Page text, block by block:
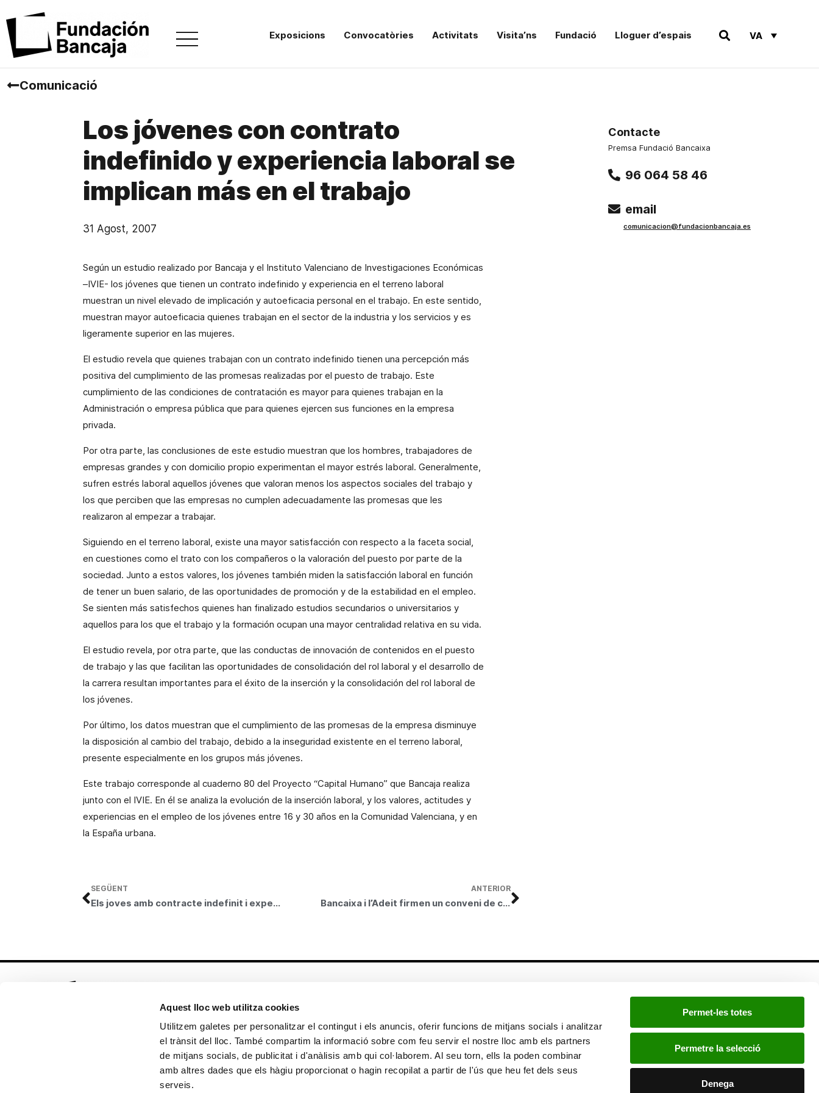
Aquest lloc web utilitza cookies
Utilitzem galetes per personalitzar el contingut i els anuncis, oferir funcions de mitjans socials i analitzar
el trànsit del lloc. També compartim la informació sobre com feu servir el nostre lloc amb els partners
de mitjans socials, de publicitat i d'anàlisis amb qui col·laborem. Al seu torn, ells la poden combinar
amb altres dades que els hàgiu proporcionat o hagin recopilat a partir de l'ús que heu fet dels seus
serveis.
Permet-les totes
Permetre la selecció
Denega
Exposicions Convocatòries Activitats Visita’ns Fundació Lloguer d’espais VA
Comunicació
Los jóvenes con contrato
indefinido y experiencia laboral se
implican más en el trabajo
31 Agost, 2007
Según un estudio realizado por Bancaja y el Instituto Valenciano de Investigaciones Económicas
–IVIE- los jóvenes que tienen un contrato indefinido y experiencia en el terreno laboral
muestran un nivel elevado de implicación y autoeficacia personal en el trabajo. En este sentido,
muestran mayor autoeficacia quienes trabajan en el sector de la industria y los servicios y es
ligeramente superior en las mujeres.
El estudio revela que quienes trabajan con un contrato indefinido tienen una percepción más
positiva del cumplimiento de las promesas realizadas por el puesto de trabajo. Este
cumplimiento de las condiciones de contratación es mayor para quienes trabajan en la
Administración o empresa pública que para quienes ejercen sus funciones en la empresa
privada.
Por otra parte, las conclusiones de este estudio muestran que los hombres, trabajadores de
empresas grandes y con domicilio propio experimentan el mayor estrés laboral. Generalmente,
sufren estrés laboral aquellos jóvenes que valoran menos los aspectos sociales del trabajo y
los que perciben que las empresas no cumplen adecuadamente las promesas que les
realizaron al empezar a trabajar.
Siguiendo en el terreno laboral, existe una mayor satisfacción con respecto a la faceta social,
en cuestiones como el trato con los compañeros o la valoración del puesto por parte de la
sociedad. Junto a estos valores, los jóvenes también miden la satisfacción laboral en función
de tener un buen salario, de las oportunidades de promoción y de la estabilidad en el empleo.
Se sienten más satisfechos quienes han finalizado estudios secundarios o universitarios y
aquellos para los que el trabajo y la formación ocupan una mayor centralidad relativa en su vida.
El estudio revela, por otra parte, que las conductas de innovación de contenidos en el puesto
de trabajo y las que facilitan las oportunidades de consolidación del rol laboral y el desarrollo de
la carrera resultan importantes para el éxito de la inserción y la consolidación del rol laboral de
los jóvenes.
Por último, los datos muestran que el cumplimiento de las promesas de la empresa disminuye
la disposición al cambio del trabajo, debido a la inseguridad existente en el terreno laboral,
presente especialmente en los grupos más jóvenes.
Este trabajo corresponde al cuaderno 80 del Proyecto “Capital Humano” que Bancaja realiza
junto con el IVIE. En él se analiza la evolución de la inserción laboral, y los valores, actitudes y
experiencias en el empleo de los jóvenes entre 16 y 30 años en la Comunidad Valenciana, y en
la España urbana.
ANTERIOR
Bancaixa i l’Adeit firmen un conveni de col•laboració per a fomentar la formació dels joves
SEGÜENT
Els joves amb contracte indefinit i experiència laboral s’impliquen més en el treball
Contacte
Premsa Fundació Bancaixa
96 064 58 46
email
comunicacion@fundacionbancaja.es
Comunicació
Sol·licitud d’imatges de la col·lecció
d’art
Colecció d’art
Publicacions
Si quieres estar a la última, inscríbete a nuestra
newsletter:
política de privacidad